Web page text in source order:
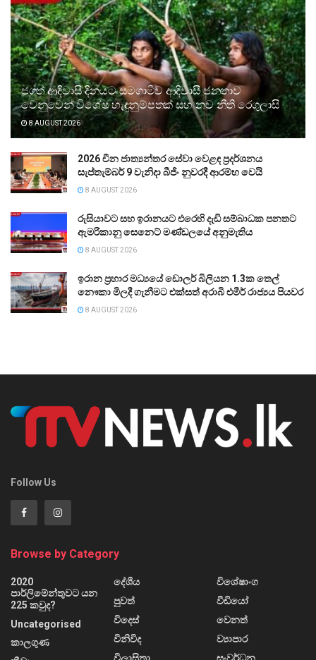
ජගත් ආදිවාසි දිනයට සමගාමීව ආදිවාසී ජනතාව
වෙනුවෙන් විශේෂ හැඳුනුම්පතක් සහ නව නීති රෙගුලාසි
8 AUGUST 2026
2026 චීන ජාත්‍යන්තර සේවා වෙළඳ ප්‍රදර්ශනය
සැප්තැම්බර් 9 වැනිදා බීජිං නුවරදී ආරම්භ වෙයි
8 AUGUST 2026
රුසියාවට සහ ඉරානයට එරෙහි දැඩි සම්බාධක පනතට
ඇමරිකානු සෙනෙට් මණ්ඩලයේ අනුමැතිය
8 AUGUST 2026
ඉරාන ප්‍රහාර මධ්‍යයේ ඩොලර් බිලියන 1.3ක තෙල්
නෞකා මිලදී ගැනීමට එක්සත් අරාබි එමීර් රාජ්‍යය පියවර
8 AUGUST 2026
Follow Us
Browse by Category
2020
පාර්ලිමේන්තුවට යන
225 කවුද?
Uncategorised
කාලගුණ
දේශීය
පුවත්
විදෙස්
විනිවිද
විශේෂාංග
වීඩියෝ
වෙනත්
ව්‍යාපාර